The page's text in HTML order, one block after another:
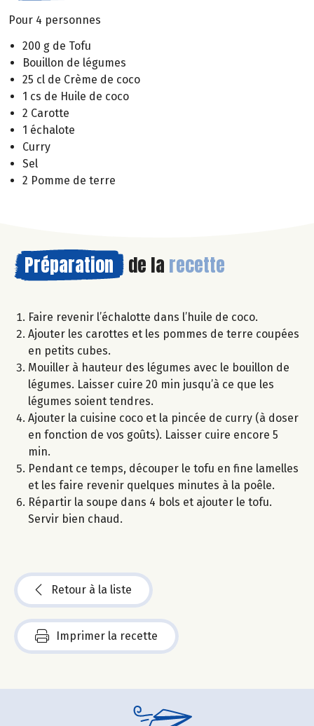
Pour 4 personnes
200 g de Tofu
Bouillon de légumes
25 cl de Crème de coco
1 cs de Huile de coco
2 Carotte
1 échalote
Curry
Sel
2 Pomme de terre
Préparation de la recette
Faire revenir l’échalotte dans l’huile de coco.
Ajouter les carottes et les pommes de terre coupées
en petits cubes.
Mouiller à hauteur des légumes avec le bouillon de
légumes. Laisser cuire 20 min jusqu’à ce que les
légumes soient tendres.
Ajouter la cuisine coco et la pincée de curry (à doser
en fonction de vos goûts). Laisser cuire encore 5
min.
Pendant ce temps, découper le tofu en fine lamelles
et les faire revenir quelques minutes à la poêle.
Répartir la soupe dans 4 bols et ajouter le tofu.
Servir bien chaud.
Retour à la liste
Imprimer la recette